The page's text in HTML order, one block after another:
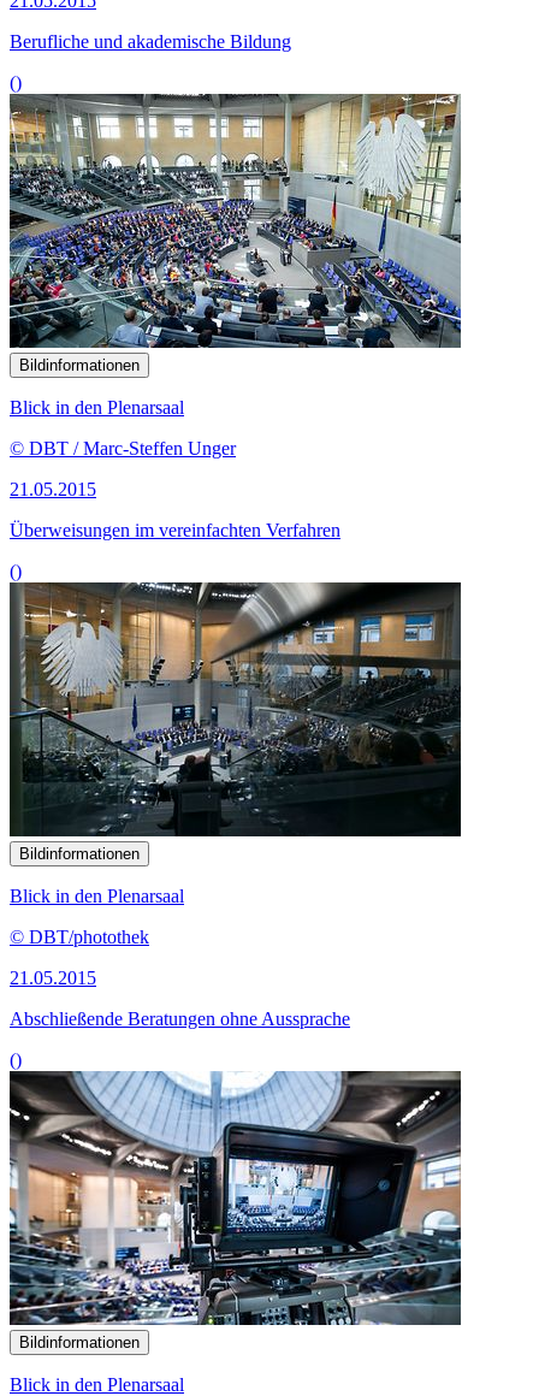
Berufliche und akademische Bildung
()
Bildinformationen
Blick in den Plenarsaal
© DBT / Marc-Steffen Unger
21.05.2015
Überweisungen im vereinfachten Verfahren
()
Bildinformationen
Blick in den Plenarsaal
© DBT/photothek
21.05.2015
Abschließende Beratungen ohne Aussprache
()
Bildinformationen
Blick in den Plenarsaal